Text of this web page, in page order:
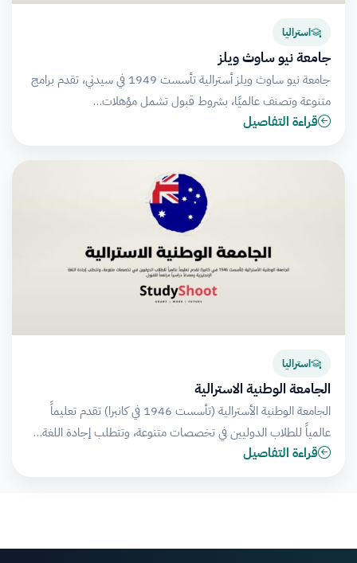
استراليا
جامعة نيو ساوث ويلز
جامعة نيو ساوث ويلز أسترالية تأسست 1949 في سيدني، تقدم برامج
متنوعة وتصنف عالميًا، بشروط قبول تشمل مؤهلات…
قراءة التفاصيل
استراليا
الجامعة الوطنية الاسترالية
الجامعة الوطنية الأسترالية (تأسست 1946 في كانبرا) تقدم تعليماً
عالمياً للطلاب الدوليين في تخصصات متنوعة، وتتطلب إجادة اللغة…
قراءة التفاصيل